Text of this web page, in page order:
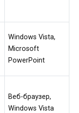
Windows Vista,
Microsoft
PowerPoint
Веб-браузер,
Windows Vista